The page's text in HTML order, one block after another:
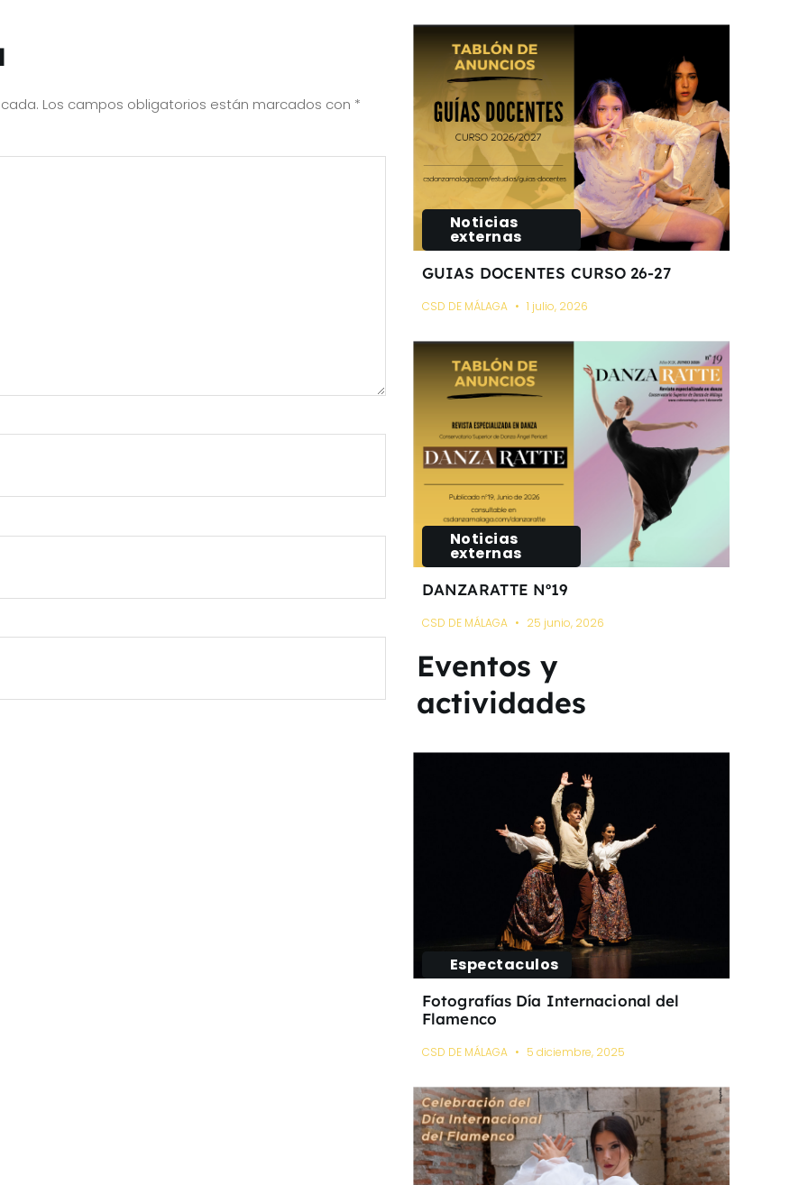
Los campos obligatorios están marcados con *
Noticias
externas
GUIAS DOCENTES CURSO 26-27
CSD DE MÁLAGA 1 julio, 2026
Noticias
externas
DANZARATTE Nº19
CSD DE MÁLAGA 25 junio, 2026
Eventos y
actividades
Espectaculos
Fotografías Día Internacional del
Flamenco
CSD DE MÁLAGA 5 diciembre, 2025